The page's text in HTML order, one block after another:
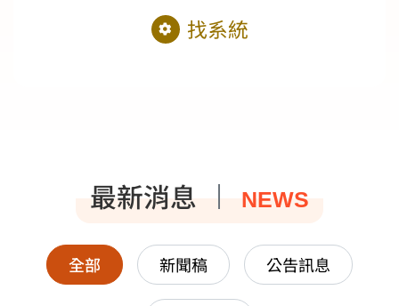
找系統
最新消息 NEWS
全部 新聞稿 公告訊息